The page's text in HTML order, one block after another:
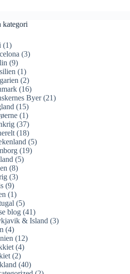
kategori
(1)
(3)
(9)
(1)
(2)
(16)
Byer(21)
(15)
(1)
(37)
(18)
(5)
(19)
(5)
(8)
(3)
(9)
(1)
(5)
blog (41)
& Island (3)
(4)
(12)
(4)
(2)
(40)